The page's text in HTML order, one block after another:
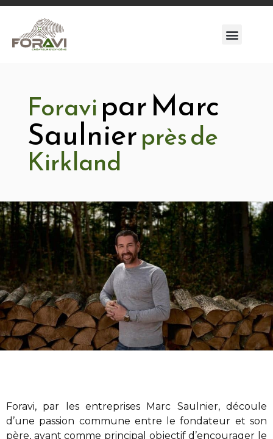
Foravipar Marc
Saulnierprès de
Kirkland
Foravi, par les entreprises Marc Saulnier, découle
d’une passion commune entre le fondateur et son
père, ayant comme principal objectif d’encourager le